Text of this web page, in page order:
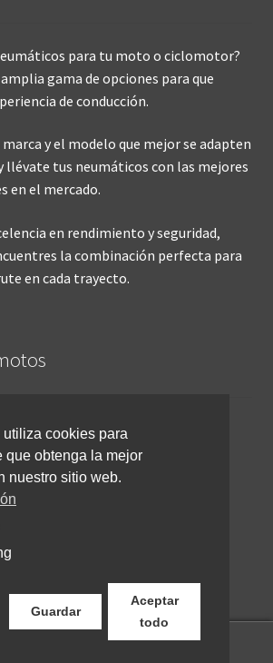
para tu moto o ciclomotor?
gama de opciones para que
de conducción.
y el modelo que mejor se adapten
llévate tus neumáticos con las mejores
en el mercado.
en rendimiento y seguridad,
la combinación perfecta para
en cada trayecto.
online
utiliza cookies para
que obtenga la mejor
nuestro sitio web.
Guardar
Aceptar
todo